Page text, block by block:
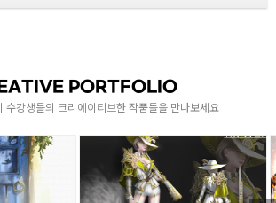
능 소개 2
기능 실습
스 기능 실습
변경 기능 실습
스컬핑 제작 실습 ]
스컬핑 방법 설명 및 실습
PORTFOLIO
수강생들의 크리에이티브한 작품들을 만나보세요